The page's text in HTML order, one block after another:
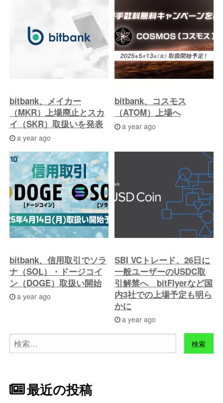
bitbank、メイカー
（MKR）上場廃止とスカ
イ（SKR）取扱いを発表
a year ago
bitbank、コスモス
（ATOM）上場へ
a year ago
bitbank、信用取引でソラ
ナ（SOL）・ドージコイ
ン（DOGE）取扱い開始
a year ago
SBI VCトレード、26日に
一般ユーザーのUSDC取
引解禁へ bitFlyerなど国
内3社での上場予定も明ら
かに
a year ago
検
索:
最近の投稿